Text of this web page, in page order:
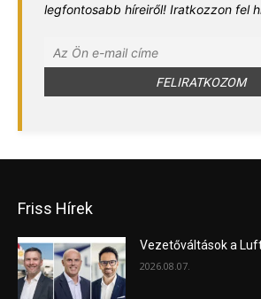
legfontosabb híreiről! Iratkozzon fel
Friss Hírek
Vezetőváltások a
2026.08.07.